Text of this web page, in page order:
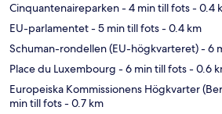
Cinquantenaireparken- 4 min till fots- 0.4
EU-parlamentet- 5 min till fots- 0.4 km
Schuman-rondellen (EU-högkvarteret)- 6
Place du Luxembourg - 6 min till fots- 0.6
Europeiska Kommissionens Högkvarter
min till fots- 0.7 km